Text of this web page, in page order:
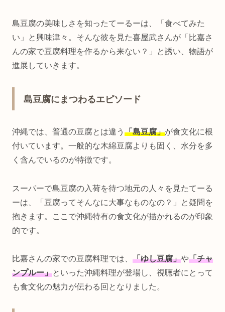
島豆腐の美味しさを知ったてーるーは、「食べてみた
い」と興味津々。そんな彼を見た喜屋武さんが「比嘉さ
んの家で豆腐料理を作るから来ない？」と誘い、物語が
進展していきます。
島豆腐にまつわるエピソード
沖縄では、普通の豆腐とは違う 「島豆腐」が食文化に根
付いています。一般的な木綿豆腐よりも固く、水分を多
く含んでいるのが特徴です。
スーパーで島豆腐の入荷を待つ地元の人々を見たてーる
ーは、「豆腐ってそんなに大事なものなの？」と疑問を
抱きます。ここで沖縄特有の食文化が描かれるのが印象
的です。
比嘉さんの家での豆腐料理では、 「ゆし豆腐」や「チャ
ンプルー」といった沖縄料理が登場し、視聴者にとって
も食文化の魅力が伝わる回となりました。